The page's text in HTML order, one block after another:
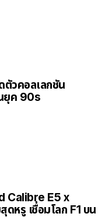
วคอลเลกชัน
ยุค 90s
Calibre E5 x
ดหรู เชื่อมโลก F1 บน